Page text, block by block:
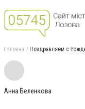
Головна Поздравляем с
Анна Беленкова